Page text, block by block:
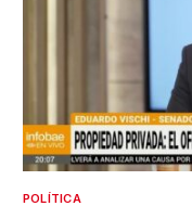
POLÍTICA